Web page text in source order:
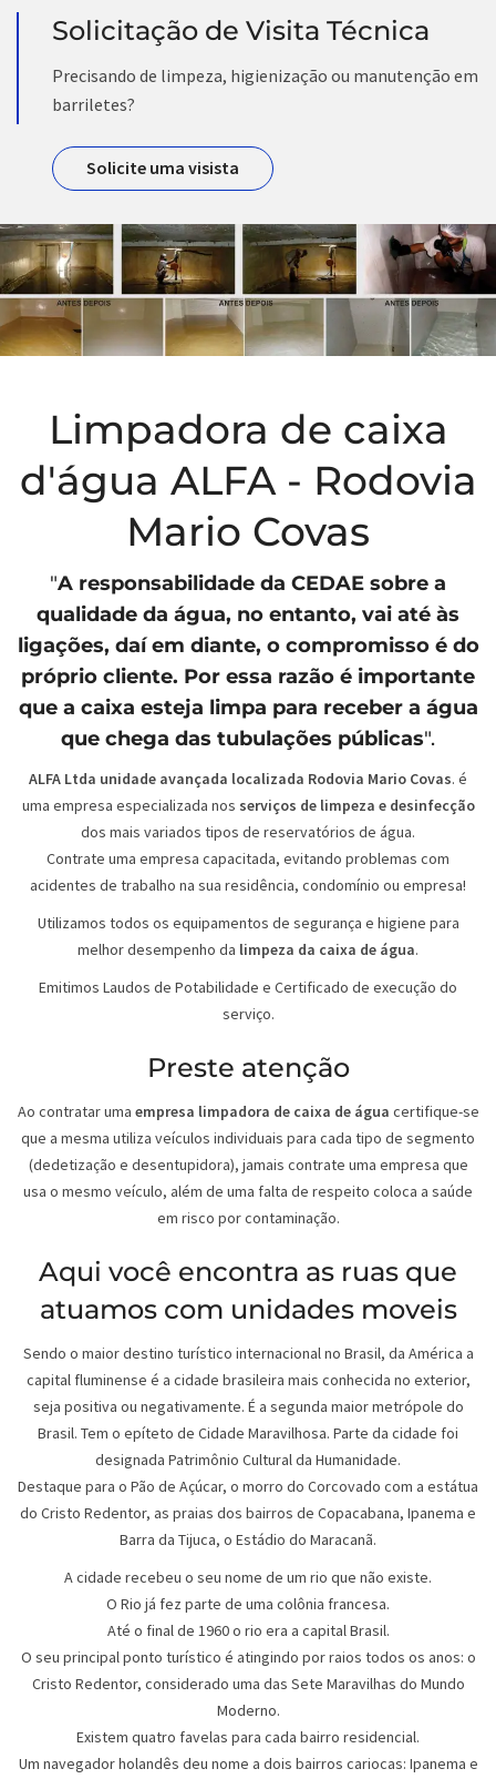
Solicitação de Visita Técnica
Precisando de limpeza, higienização ou manutenção em
barriletes?
Solicite uma visista
Limpadora de caixa
d'água ALFA - Rodovia
Mario Covas
"A responsabilidade da CEDAE sobre a
qualidade da água, no entanto, vai até às
ligações, daí em diante, o compromisso é do
próprio cliente. Por essa razão é importante
que a caixa esteja limpa para receber a água
que chega das tubulações públicas".
ALFA Ltda unidade avançada localizada Rodovia Mario Covas. é
uma empresa especializada nos serviços de limpeza e desinfecção
dos mais variados tipos de reservatórios de água.
Contrate uma empresa capacitada, evitando problemas com
acidentes de trabalho na sua residência, condomínio ou empresa!
Utilizamos todos os equipamentos de segurança e higiene para
melhor desempenho da limpeza da caixa de água.
Emitimos Laudos de Potabilidade e Certificado de execução do
serviço.
Preste atenção
Ao contratar uma empresa limpadora de caixa de água certifique-se
que a mesma utiliza veículos individuais para cada tipo de segmento
(dedetização e desentupidora), jamais contrate uma empresa que
usa o mesmo veículo, além de uma falta de respeito coloca a saúde
em risco por contaminação.
Aqui você encontra as ruas que
atuamos com unidades moveis
Sendo o maior destino turístico internacional no Brasil, da América a
capital fluminense é a cidade brasileira mais conhecida no exterior,
seja positiva ou negativamente. É a segunda maior metrópole do
Brasil. Tem o epíteto de Cidade Maravilhosa. Parte da cidade foi
designada Patrimônio Cultural da Humanidade.
Destaque para o Pão de Açúcar, o morro do Corcovado com a estátua
do Cristo Redentor, as praias dos bairros de Copacabana, Ipanema e
Barra da Tijuca, o Estádio do Maracanã.
A cidade recebeu o seu nome de um rio que não existe.
O Rio já fez parte de uma colônia francesa.
Até o final de 1960 o rio era a capital Brasil.
O seu principal ponto turístico é atingindo por raios todos os anos: o
Cristo Redentor, considerado uma das Sete Maravilhas do Mundo
Moderno.
Existem quatro favelas para cada bairro residencial.
Um navegador holandês deu nome a dois bairros cariocas: Ipanema e